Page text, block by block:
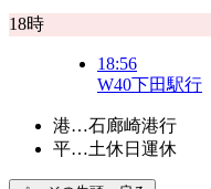
18時
18:56
W40下田駅行
港…石廊崎港行
平…土休日運休